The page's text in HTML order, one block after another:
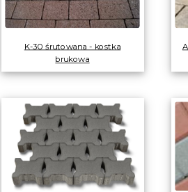
K-30 śrutowana - kostka
brukowa